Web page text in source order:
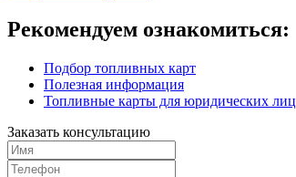
Рекомендуем ознакомиться:
Подбор топливных карт
Полезная информация
Топливные карты для юридических лиц
Заказать консультацию